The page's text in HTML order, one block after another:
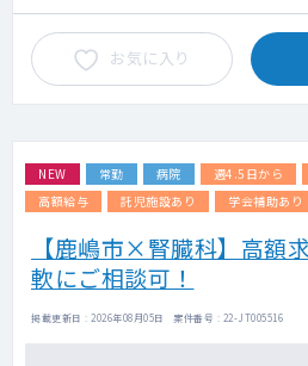
お気に入り
NEW 常勤 病院 週4.5日から
高額給与
託児施設あり 学会補助あり
【鹿嶋市×腎臓科】高額
軟にご相談可！
掲載更新日 : 2026年08月05日 案件番号 : 22-JT005516